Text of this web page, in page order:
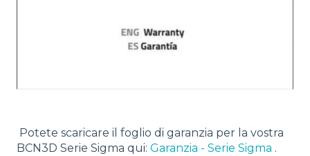
Potete scaricare il foglio di garanzia per la vostra
BCN3D Serie Sigma qui: Garanzia - Serie Sigma .